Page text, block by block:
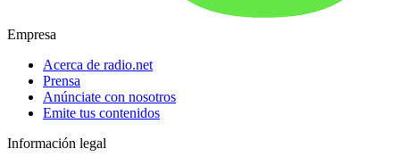
Empresa
Acerca de radio.net
Prensa
Anúnciate con nosotros
Emite tus contenidos
Información legal